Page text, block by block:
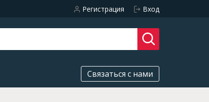
Регистрация Вход
Связаться с нами